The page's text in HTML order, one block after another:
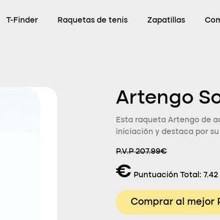
T-Finder Raquetas de tenis Zapatillas
Artengo
Esta raqueta Artengo de
iniciación y destaca por
P.V.P 207.99€
€ Puntuación Total: 7.42
Comprar al mejor